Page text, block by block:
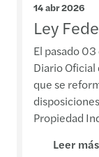
14 abr 2026
Ley
El pasado
Diario
que se
Propiedad
Leer más